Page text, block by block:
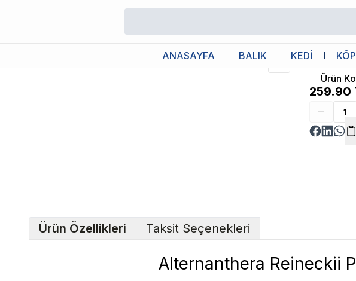
ANASAYFA BALIK KEDİİthâl Bitki
Ürün
259.90
Ürün Özellikleri Taksit Seçenekleri
Alternanthera Reineckii